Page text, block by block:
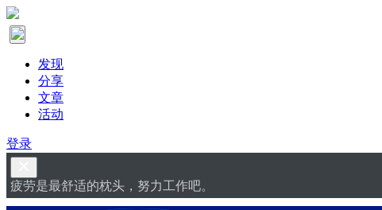
发现
分享
文章
活动
登录
疲劳是最舒适的枕头，努力工作吧。